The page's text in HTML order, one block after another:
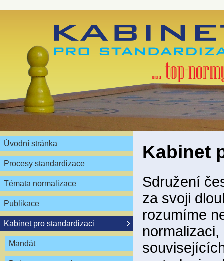
Úvodní stránka
Procesy standardizace
Témata normalizace
Publikace
Kabinet pro standardizaci
Mandát
Kabinet
Sdružení
za svoji
rozumíme